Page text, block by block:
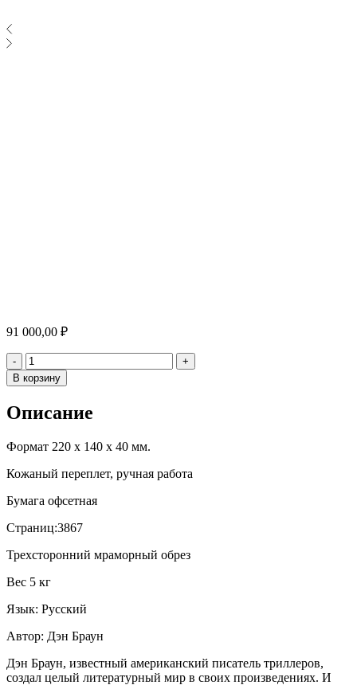
91 000,00 ₽
- Количество
+
В корзину
Описание
Формат 220 х 140 х 40 мм.
Кожаный переплет, ручная работа
Бумага офсетная
Страниц:3867
Трехсторонний мраморный обрез
Вес 5 кг
Язык: Русский
Автор: Дэн Браун
Дэн Браун, известный американский писатель триллеров,
создал целый литературный мир в своих произведениях. И